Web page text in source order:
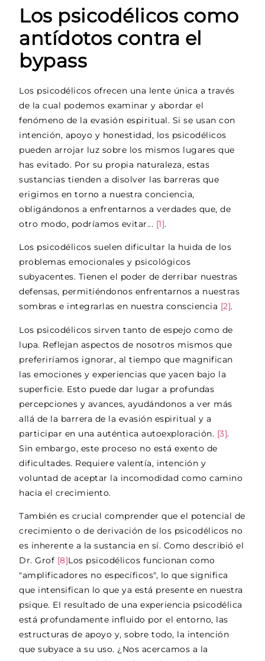
Los psicodélicos como
antídotos contra el
bypass
Los psicodélicos ofrecen una lente única a través
de la cual podemos examinar y abordar el
fenómeno de la evasión espiritual. Si se usan con
intención, apoyo y honestidad, los psicodélicos
pueden arrojar luz sobre los mismos lugares que
has evitado. Por su propia naturaleza, estas
sustancias tienden a disolver las barreras que
erigimos en torno a nuestra conciencia,
obligándonos a enfrentarnos a verdades que, de
otro modo, podríamos evitar... [1].
Los psicodélicos suelen dificultar la huida de los
problemas emocionales y psicológicos
subyacentes. Tienen el poder de derribar nuestras
defensas, permitiéndonos enfrentarnos a nuestras
sombras e integrarlas en nuestra consciencia [2].
Los psicodélicos sirven tanto de espejo como de
lupa. Reflejan aspectos de nosotros mismos que
preferiríamos ignorar, al tiempo que magnifican
las emociones y experiencias que yacen bajo la
superficie. Esto puede dar lugar a profundas
percepciones y avances, ayudándonos a ver más
allá de la barrera de la evasión espiritual y a
participar en una auténtica autoexploración. [3].
Sin embargo, este proceso no está exento de
dificultades. Requiere valentía, intención y
voluntad de aceptar la incomodidad como camino
hacia el crecimiento.
También es crucial comprender que el potencial de
crecimiento o de derivación de los psicodélicos no
es inherente a la sustancia en sí. Como describió el
Dr. Grof [8]Los psicodélicos funcionan como
"amplificadores no específicos", lo que significa
que intensifican lo que ya está presente en nuestra
psique. El resultado de una experiencia psicodélica
está profundamente influido por el entorno, las
estructuras de apoyo y, sobre todo, la intención
que subyace a su uso. ¿Nos acercamos a la